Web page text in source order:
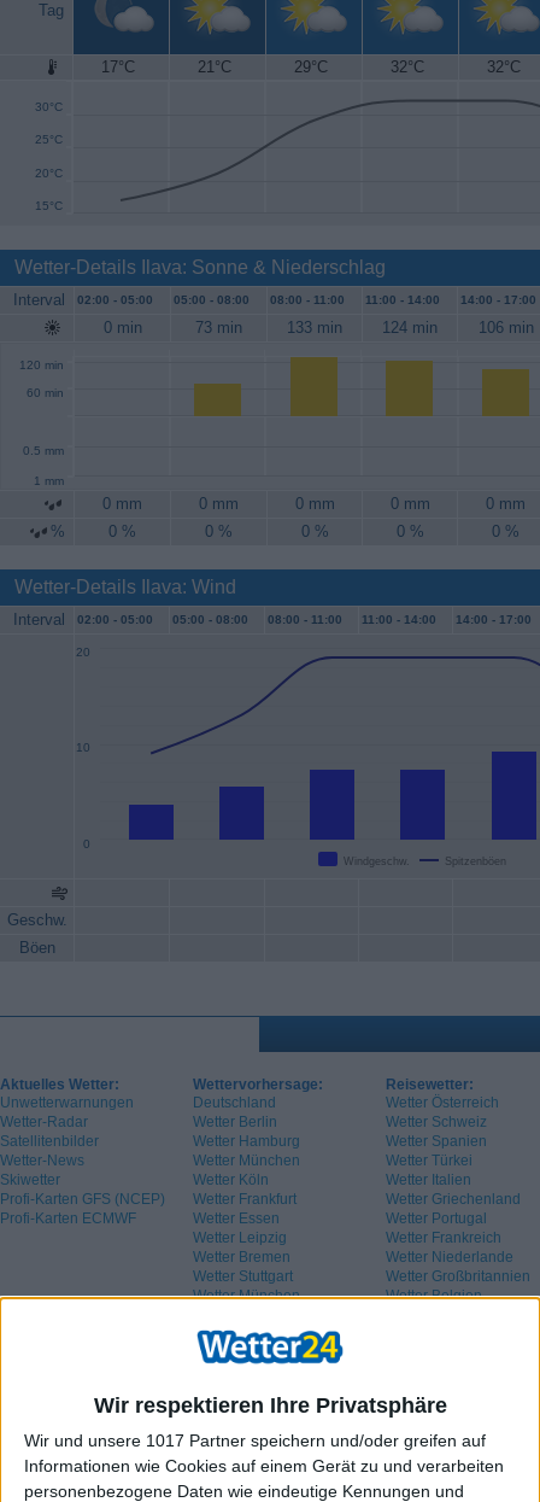
Wir respektieren Ihre Privatsphäre
Wir und unsere 1017 Partner speichern und/oder greifen auf
Informationen wie Cookies auf einem Gerät zu und verarbeiten
personenbezogene Daten wie eindeutige Kennungen und
Tag
17°C 21°C 29°C 32°C 32°C
15°C
20°C
25°C
30°C
35°C
Wetter-Details Ilava: Sonne & Niederschlag
Interval 02:00 - 05:00 05:00 - 08:00 08:00 - 11:00 11:00 - 14:00 14:00 - 17:00
0 min 73 min 133 min 124 min 106 min
60 min
120 min
0.5 mm
1 mm
0 mm 0 mm 0 mm 0 mm
0 mm
%
0 % 0 % 0 % 0 % 0 %
Wetter-Details Ilava: Wind
Interval 02:00 - 05:00 05:00 - 08:00 08:00 - 11:00 11:00 - 14:00 14:00 - 17:00
Windgeschw. Spitzenböen
0
10
20
Geschw.
Böen
Aktuelles Wetter:
Unwetterwarnungen
Wetter-Radar
Satellitenbilder
Wetter-News
Skiwetter
Profi-Karten GFS (NCEP)
Profi-Karten ECMWF
Wettervorhersage:
Deutschland
Wetter Berlin
Wetter Hamburg
Wetter München
Wetter Köln
Wetter Frankfurt
Wetter Essen
Wetter Leipzig
Wetter Bremen
Wetter Stuttgart
Wetter München
Reisewetter:
Wetter Österreich
Wetter Schweiz
Wetter Spanien
Wetter Türkei
Wetter Italien
Wetter Griechenland
Wetter Portugal
Wetter Frankreich
Wetter Niederlande
Wetter Großbritannien
Wetter Belgien